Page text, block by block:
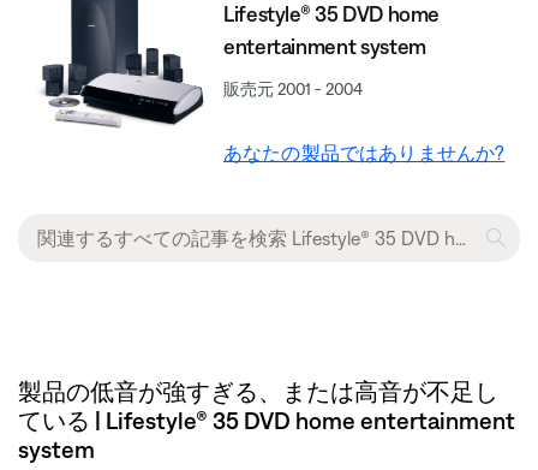
Lifestyle® 35 DVD home
entertainment system
販売元 2001 - 2004
あなたの製品ではありませんか?
製品の低音が強すぎる、または高音が不足し
ている | Lifestyle® 35 DVD home entertainment
system